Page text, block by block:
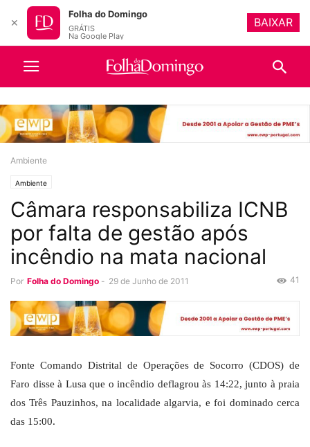
Ambiente
Ambiente
Câmara responsabiliza ICNB
por falta de gestão após
incêndio na mata nacional
Por Folha do Domingo - 29 de Junho de 2011 41
Fonte Comando Distrital de Operações de Socorro (CDOS) de
Faro disse à Lusa que o incêndio deflagrou às 14:22, junto à praia
dos Três Pauzinhos, na localidade algarvia, e foi dominado cerca
das 15:00.
✕
Folha do Domingo
GRÁTIS
Na Google Play
BAIXAR